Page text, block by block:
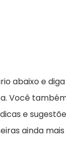
abaixo e
Você
e
ainda